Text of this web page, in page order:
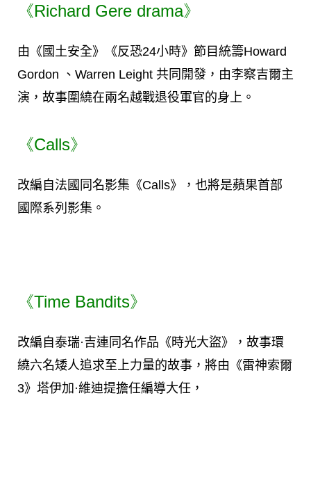
《Richard Gere drama》
由《國土安全》《反恐24小時》節目統籌Howard
Gordon 、Warren Leight 共同開發，由李察吉爾主
演，故事圍繞在兩名越戰退役軍官的身上。
《Calls》
改編自法國同名影集《Calls》，也將是蘋果首部
國際系列影集。
《Time Bandits》
改編自泰瑞·吉連同名作品《時光大盜》，故事環
繞六名矮人追求至上力量的故事，將由《雷神索爾
3》塔伊加·維迪提擔任編導大任，